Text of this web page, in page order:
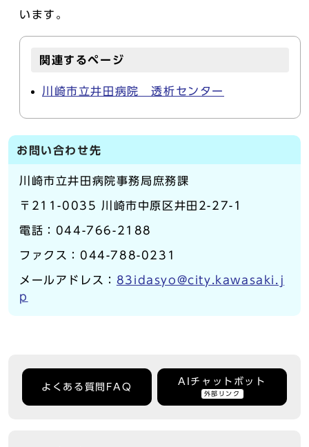
います。
関連するページ
川崎市立井田病院 透析センター
お問い合わせ先
川崎市立井田病院事務局庶務課
〒211-0035 川崎市中原区井田2-27-1
電話：044-766-2188
ファクス：044-788-0231
メールアドレス： 83idasyo@city.kawasaki.j
p
よくある質問FAQ
AIチャットボット
外部リンク